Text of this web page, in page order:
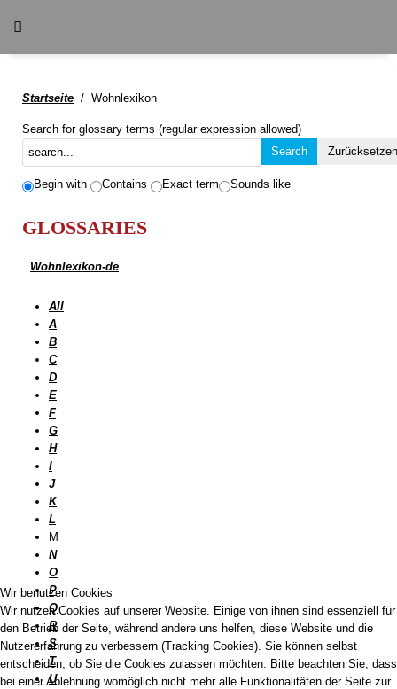
Startseite Wohnlexikon
Search for glossary terms (regular expression allowed)
Begin with Contains Exact term Sounds like
GLOSSARIES
Wohnlexikon-de
All
A
B
C
D
E
F
G
H
I
J
K
L
M
N
O
P
Q
R
S
T
U
Wir benutzen Cookies
Wir nutzen Cookies auf unserer Website. Einige von ihnen sind essenziell für
den Betrieb der Seite, während andere uns helfen, diese Website und die
Nutzererfahrung zu verbessern (Tracking Cookies). Sie können selbst
entscheiden, ob Sie die Cookies zulassen möchten. Bitte beachten Sie, dass
bei einer Ablehnung womöglich nicht mehr alle Funktionalitäten der Seite zur